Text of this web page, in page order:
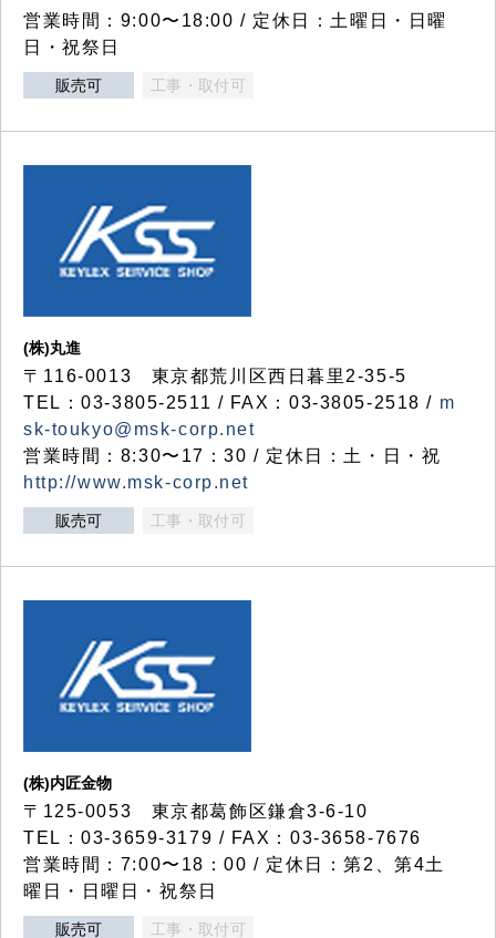
営業時間：9:00〜18:00 / 定休日：土曜日・日曜
日・祝祭日
販売可 工事・取付可
(株)丸進
〒116-0013 東京都荒川区西日暮里2-35-5
TEL：03-3805-2511 / FAX：03-3805-2518 / m
sk-toukyo@msk-corp.net
営業時間：8:30〜17：30 / 定休日：土・日・祝
http://www.msk-corp.net
販売可 工事・取付可
(株)内匠金物
〒125-0053 東京都葛飾区鎌倉3-6-10
TEL：03-3659-3179 / FAX：03-3658-7676
営業時間：7:00〜18：00 / 定休日：第2、第4土
曜日・日曜日・祝祭日
販売可 工事・取付可